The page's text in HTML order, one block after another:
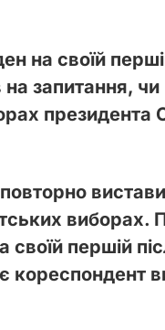
на своїй
на запитання, чи
виборах.
своїй першій
кореспондент